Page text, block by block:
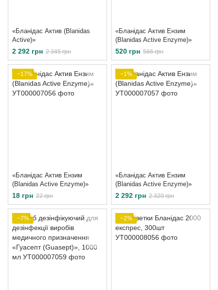
«Бланідас Актив (Blanidas
Active)»
2 292 грн 2 345 грн
«Бланідас Актив Ензим
(Blanidas Active Enzyme)»
520 грн 566 грн
−17%
«Бланідас Актив Ензим
(Blanidas Active Enzyme)»
18 грн 22 грн
−1%
«Бланідас Актив Ензим
(Blanidas Active Enzyme)»
2 292 грн 2 320 грн
−7% −2%